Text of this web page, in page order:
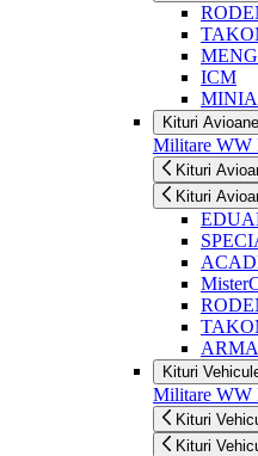
MENG
ICM
Kituri
Militare WW
Kituri
Kituri
Kituri
Militare WW
Kituri
Kituri